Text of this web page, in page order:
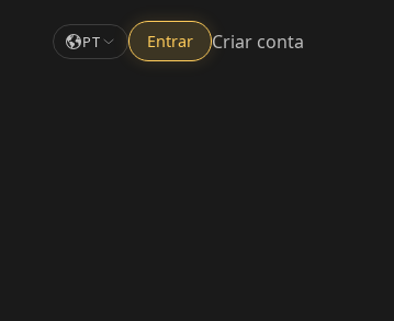
PT Entrar Criar conta